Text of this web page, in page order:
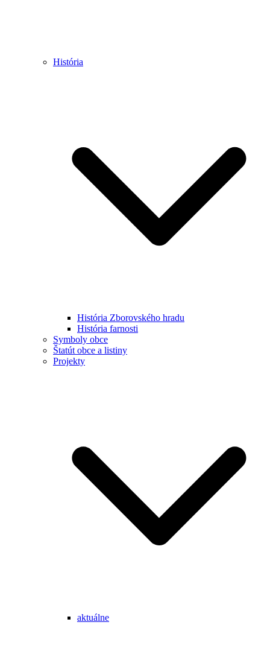
História
História Zborovského hradu
História farnosti
Symboly obce
Štatút obce a listiny
Projekty
aktuálne